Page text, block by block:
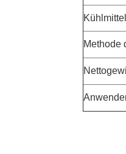
Kühlmittel
Methode